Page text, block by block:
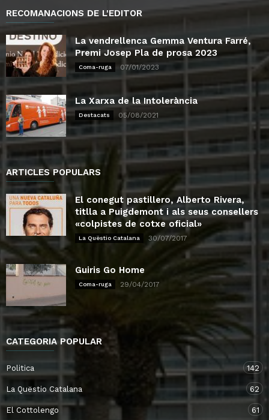
RECOMANACIONS DE L'EDITOR
La vendrellenca Gemma Ventura Farré,
Premi Josep Pla de prosa 2023
Coma-ruga 07/01/2023
La Xarxa de la Intolerància
Destacats 05/08/2021
ARTICLES POPULARS
El conegut pastillero, Alberto Rivera,
titlla a Puigdemont i als seus consellers
«colpistes de cotxe oficial»
La Quëstio Catalana 30/07/2017
Guiris Go Home
Coma-ruga 29/04/2017
CATEGORIA POPULAR
Politica 142
La Quëstio Catalana 62
El Cottolengo 61